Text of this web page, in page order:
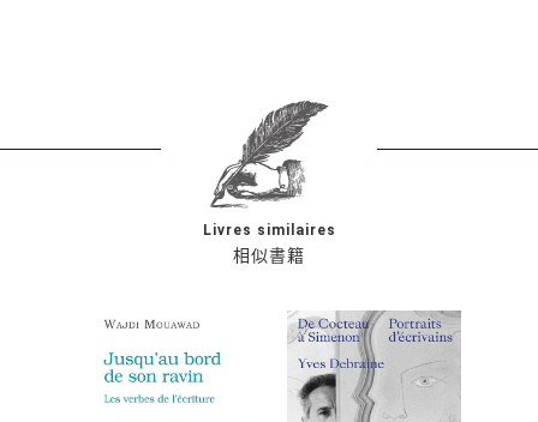
相似書籍
Livres similaires